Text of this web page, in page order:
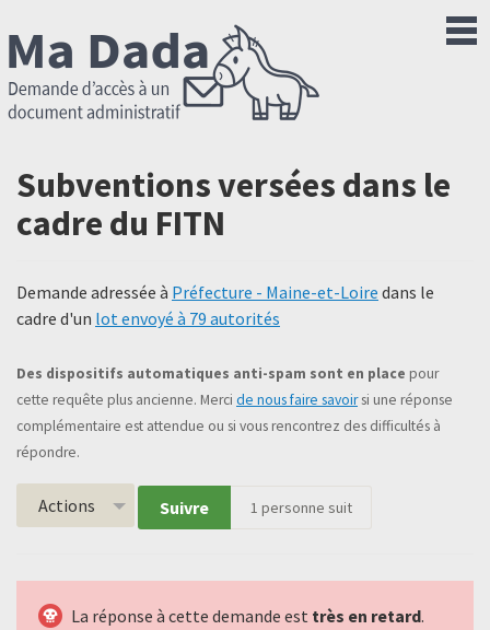
Subventions versées dans le
cadre du FITN
Demande adressée à Préfecture - Maine-et-Loire dans le
cadre d'un lot envoyé à 79 autorités
Des dispositifs automatiques anti-spam sont en place pour
cette requête plus ancienne. Merci de nous faire savoirsi une réponse
complémentaire est attendue ou si vous rencontrez des difficultés à
répondre.
Actions Suivre 1 personne suit
La réponse à cette demande est très en retard.